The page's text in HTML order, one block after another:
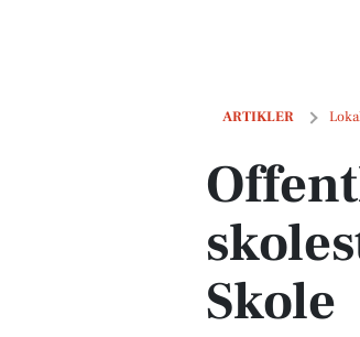
ARTIKLER
Offentlig høring
Skole